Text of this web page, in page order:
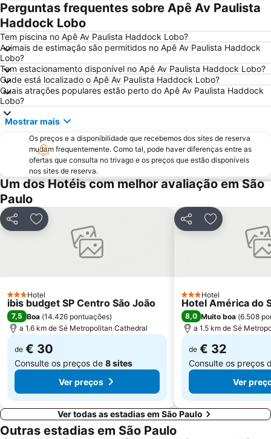
Ibirapuera Park
25 de Março
Anhembi Parque
Consulado Geral dos Estados Unidos
Estádio do Pacaembu - Estádio Municipal Paulo Machado de Carvalho
JK Iguatemi
Parque Villa Lobos
Rua Augusta
Center Norte
Centro Cultural São Paulo
Largo do Arouche
Arena de São Paulo - Arena Corinthians
Rebouças Convention Center
Centro Antigo de São Paulo
São Silvestre International Race
Vale do Anhangabaú
Belenzinho
Mercado Municipal
Jardim Botânico de São Paulo
Centro Histórico Embú das Artes
Formula 1 Brazilian Grand Prix
Museu Paulista da USP
Expomusic
Pinacoteca do Estado
Teatro Abril
Bosque Maia
Centro Cultural Banco do Brasil
Perguntas frequentes sobre Apê Av Paulista
Haddock Lobo
Tem piscina no Apê Av Paulista Haddock Lobo?
Animais de estimação são permitidos no Apê Av Paulista Haddock
Lobo?
Tem estacionamento disponível no Apê Av Paulista Haddock Lobo?
Onde está localizado o Apê Av Paulista Haddock Lobo?
Quais atrações populares estão perto do Apê Av Paulista Haddock
Lobo?
Mostrar mais
Os preços e a disponibilidade que recebemos dos sites de reserva
mudam frequentemente. Como tal, pode haver diferenças entre as
ofertas que consulta no trivago e os preços que estão disponíveis
nos sites de reserva.
Um dos Hotéis com melhor avaliação em São
Paulo
PartilharAdicionar aos favoritos
3 Estrelas
Hotel
ibis budget SP Centro São João
7,5 Boa (14.426 pontuações)
a 1.6 km de Sé Metropolitan Cathedral
de € 30
Consulte os preços de 8 sites
Ver preços
PartilharAdicionar
3 Estrelas
Hotel
Hotel América do
8,0 Muito boa (6.508
a 1.5 km de Sé
de € 32
Consulte os preços
Ver
Ver todas as estadias em São Paulo
Outras estadias em São Paulo